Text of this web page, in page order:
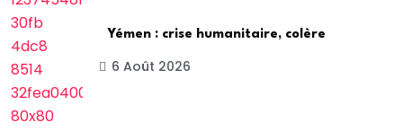
Yémen : crise humanitaire, colère
6 Août 2026